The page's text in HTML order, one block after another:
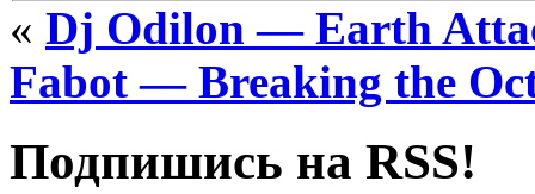
« Dj Odilon — Earth
Fabot — Breaking the
Подпишись на RSS!